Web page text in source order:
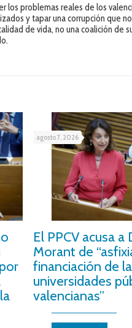
los problemas reales de los
y tapar una corrupción que
de vida, no una coalición de
agosto 7, 2026
El PPCV acusa a
Morant de
financiación de
universidades
valencianas”